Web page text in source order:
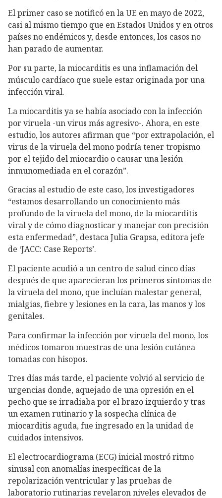
El primer caso se notificó en la UE en mayo de 2022,
casi al mismo tiempo que en Estados Unidos y en otros
países no endémicos y, desde entonces, los casos no
han parado de aumentar.
Por su parte, la miocarditis es una inflamación del
músculo cardíaco que suele estar originada por una
infección viral.
La miocarditis ya se había asociado con la infección
por viruela -un virus más agresivo-. Ahora, en este
estudio, los autores afirman que “por extrapolación, el
virus de la viruela del mono podría tener tropismo
por el tejido del miocardio o causar una lesión
inmunomediada en el corazón”.
Gracias al estudio de este caso, los investigadores
“estamos desarrollando un conocimiento más
profundo de la viruela del mono, de la miocarditis
viral y de cómo diagnosticar y manejar con precisión
esta enfermedad”, destaca Julia Grapsa, editora jefe
de ‘JACC: Case Reports’.
El paciente acudió a un centro de salud cinco días
después de que aparecieran los primeros síntomas de
la viruela del mono, que incluían malestar general,
mialgias, fiebre y lesiones en la cara, las manos y los
genitales.
Para confirmar la infección por viruela del mono, los
médicos tomaron muestras de una lesión cutánea
tomadas con hisopos.
Tres días más tarde, el paciente volvió al servicio de
urgencias donde, aquejado de una opresión en el
pecho que se irradiaba por el brazo izquierdo y tras
un examen rutinario y la sospecha clínica de
miocarditis aguda, fue ingresado en la unidad de
cuidados intensivos.
El electrocardiograma (ECG) inicial mostró ritmo
sinusal con anomalías inespecíficas de la
repolarización ventricular y las pruebas de
laboratorio rutinarias revelaron niveles elevados de